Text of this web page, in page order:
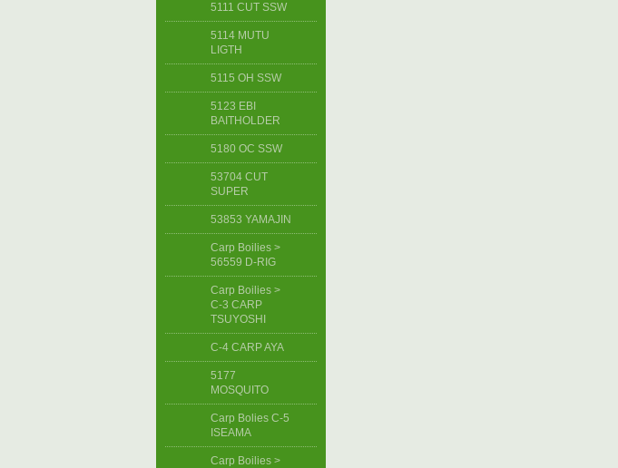
5111 CUT SSW
5114 MUTU
LIGTH
5115 OH SSW
5123 EBI
BAITHOLDER
5180 OC SSW
53704 CUT
SUPER
53853 YAMAJIN
Carp Boilies >
56559 D-RIG
Carp Boilies >
C-3 CARP
TSUYOSHI
C-4 CARP AYA
5177
MOSQUITO
Carp Bolies C-5
ISEAMA
Carp Boilies >